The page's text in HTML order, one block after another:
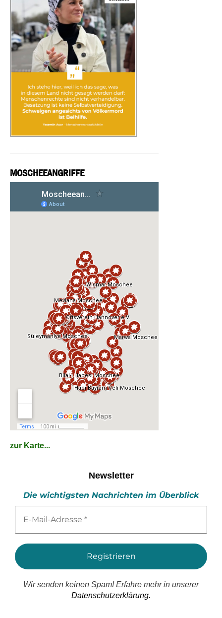
MOSCHEEANGRIFFE
zur Karte...
Newsletter
Die wichtigsten Nachrichten im Überblick
Mail-
*
Wir senden keinen Spam! Erfahre mehr in unserer
Datenschutzerklärung.